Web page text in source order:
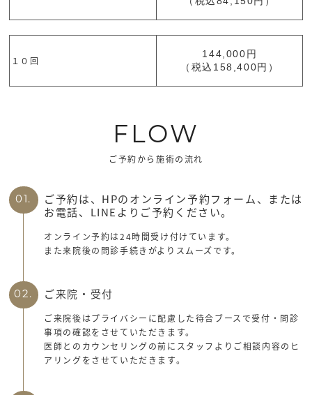
１０回
144,000円
（税込158,400円）
FLOW
ご予約から施術の流れ
01.
ご予約は、HPのオンライン予約フォーム、または
お電話、LINEよりご予約ください。
オンライン予約は24時間受け付けています。
また来院後の問診手続きがよりスムーズです。
02. ご来院・受付
ご来院後はプライバシーに配慮した待合ブースで受付・問診
事項の確認をさせていただきます。
医師とのカウンセリングの前にスタッフよりご相談内容のヒ
アリングをさせていただきます。